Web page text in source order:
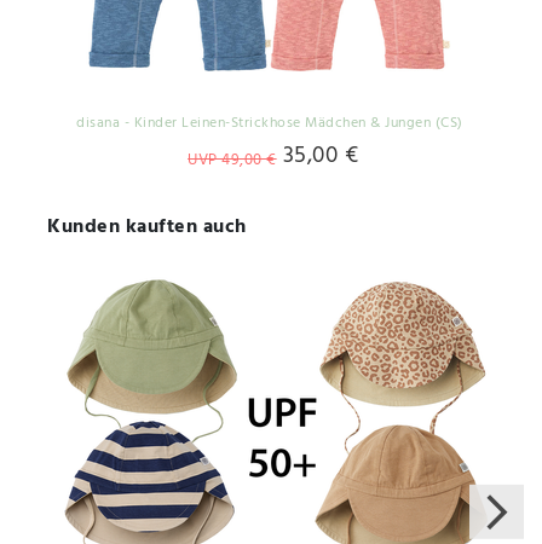
disana - Kinder Leinen-Strickhose Mädchen & Jungen (CS)
UVP 49,00 € 35,00 €
Kunden kauften auch